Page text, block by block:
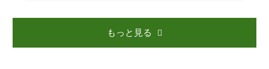
もっと見る